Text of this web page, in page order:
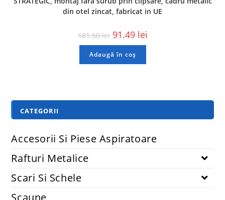
din otel zincat, fabricat in UE
181.50lei 91.49 lei
Adaugă în coș
CATEGORII
Accesorii Si Piese Aspiratoare
Rafturi Metalice
Scari Si Schele
Scaune